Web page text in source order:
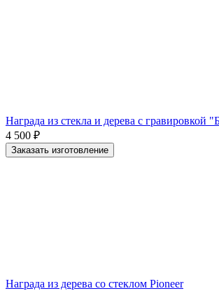
Награда из стекла и дерева с гравировкой
4 500 ₽
Заказать изготовление
Награда из дерева со стеклом Pioneer